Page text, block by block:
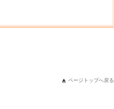
ページトップへ戻る